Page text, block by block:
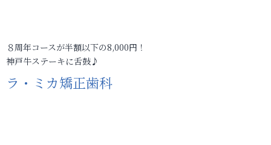
８周年コースが半額以下の8,000円！
神戸牛ステーキに舌鼓♪
ラ・ミカ矯正歯科